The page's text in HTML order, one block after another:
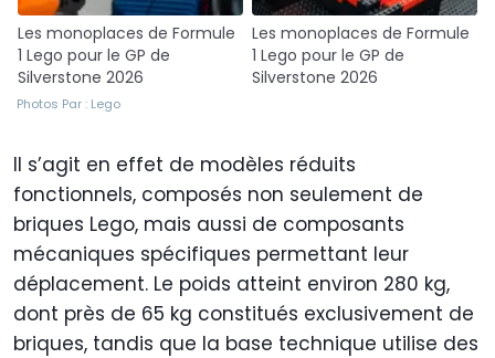
Les monoplaces de Formule
1 Lego pour le GP de
Silverstone 2026
Les monoplaces de Formule
1 Lego pour le GP de
Silverstone 2026
Photos Par : Lego
Il s’agit en effet de modèles réduits
fonctionnels, composés non seulement de
briques Lego, mais aussi de composants
mécaniques spécifiques permettant leur
déplacement. Le poids atteint environ 280 kg,
dont près de 65 kg constitués exclusivement de
briques, tandis que la base technique utilise des